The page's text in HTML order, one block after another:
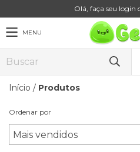
Olá, faça seu login
MENU
Início / Produtos
Ordenar por